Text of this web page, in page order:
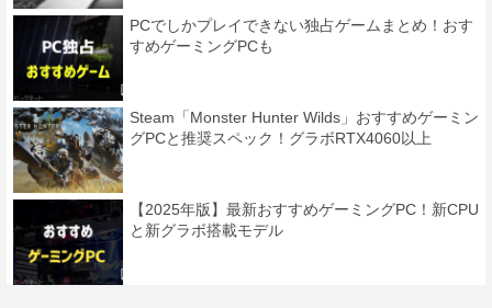
PCでしかプレイできない独占ゲームまとめ！おす
すめゲーミングPCも
Steam「Monster Hunter Wilds」おすすめゲーミン
グPCと推奨スペック！グラボRTX4060以上
【2025年版】最新おすすめゲーミングPC！新CPU
と新グラボ搭載モデル